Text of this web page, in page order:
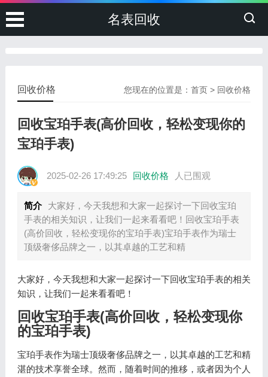
名表回收
您现在的位置是：首页 > 回收价格
回收价格
回收宝珀手表(高价回收，轻松变现你的
宝珀手表)
2025-02-26 17:49:25 回收价格 人已围观
简介
大家好，今天我想和大家一起探讨一下回收宝珀
手表的相关知识，让我们一起来看看吧！回收宝珀手表
(高价回收，轻松变现你的宝珀手表)宝珀手表作为瑞士
顶级奢侈品牌之一，以其卓越的工艺和精
大家好，今天我想和大家一起探讨一下回收宝珀手表的相关
知识，让我们一起来看看吧！
回收宝珀手表(高价回收，轻松变现你
的宝珀手表)
宝珀手表作为瑞士顶级奢侈品牌之一，以其卓越的工艺和精
湛的技术享誉全球。然而，随着时间的推移，或者因为个人